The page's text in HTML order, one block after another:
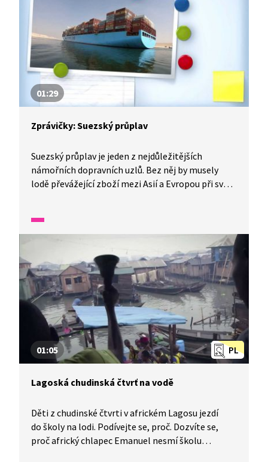
01:29
Zprávičky: Suezský průplav
Suezský průplav je jeden z nejdůležitějších
námořních dopravních uzlů. Bez něj by musely
lodě převážející zboží mezi Asií a Evropou při své
i průmyslová revoluce v Evropě, která umožnila
o nejvyužívanější uměle vytvořený kanál na světě.
PL
01:05
Lagoská chudinská čtvrť na vodě
Děti z chudinské čtvrti v africkém Lagosu jezdí
do školy na lodi. Podívejte se, proč. Dozvíte se,
proč africký chlapec Emanuel nesmí školu